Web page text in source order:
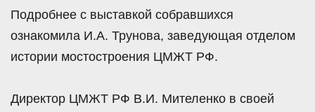
Подробнее с выставкой собравшихся
ознакомила И.А. Трунова, заведующая отделом
истории мостостроения ЦМЖТ РФ.
Директор ЦМЖТ РФ В.И. Мителенко в своей